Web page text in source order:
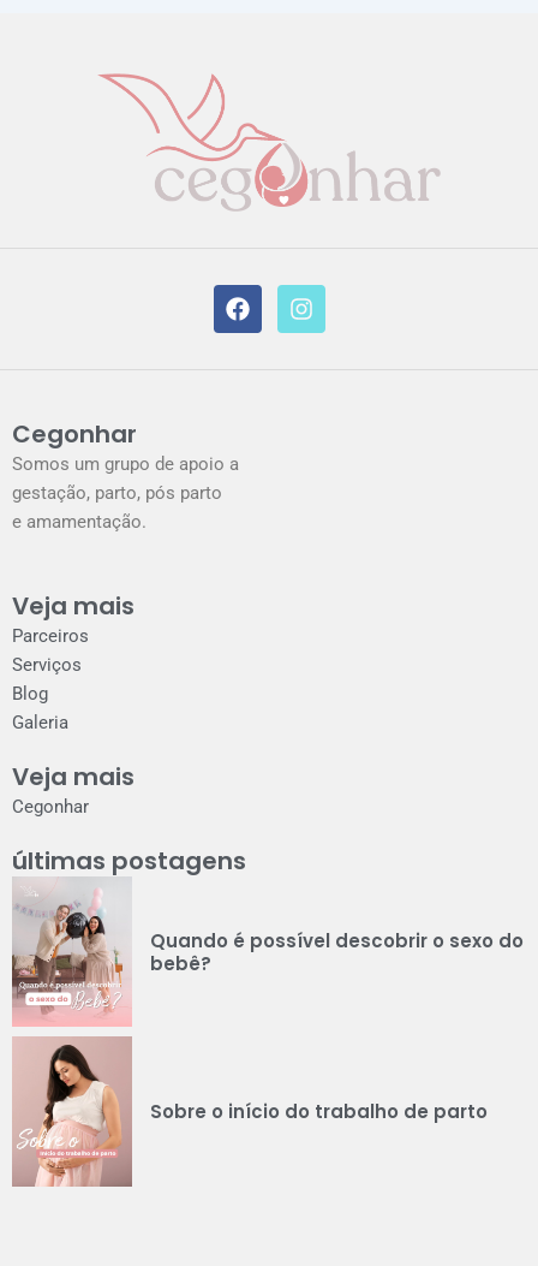
a
c
e
n
s
t
Cegonhar
Somos um grupo de apoio a
gestação, parto, pós parto
e amamentação.
Veja mais
Parceiros
Serviços
Blog
Galeria
Veja mais
Cegonhar
últimas postagens
Quando é possível descobrir o sexo do
bebê?
Sobre o início do trabalho de parto